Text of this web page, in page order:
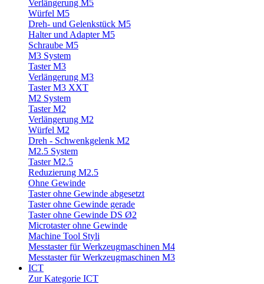
Verlängerung M5
Würfel M5
Dreh- und Gelenkstück M5
Halter und Adapter M5
Schraube M5
M3 System
Taster M3
Verlängerung M3
Taster M3 XXT
M2 System
Taster M2
Verlängerung M2
Würfel M2
Dreh - Schwenkgelenk M2
M2.5 System
Taster M2.5
Reduzierung M2.5
Ohne Gewinde
Taster ohne Gewinde abgesetzt
Taster ohne Gewinde gerade
Taster ohne Gewinde DS Ø2
Microtaster ohne Gewinde
Machine Tool Styli
Messtaster für Werkzeugmaschinen M4
Messtaster für Werkzeugmaschinen M3
ICT
Zur Kategorie ICT